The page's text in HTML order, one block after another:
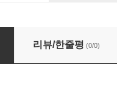
리뷰/한줄평 (0/0)